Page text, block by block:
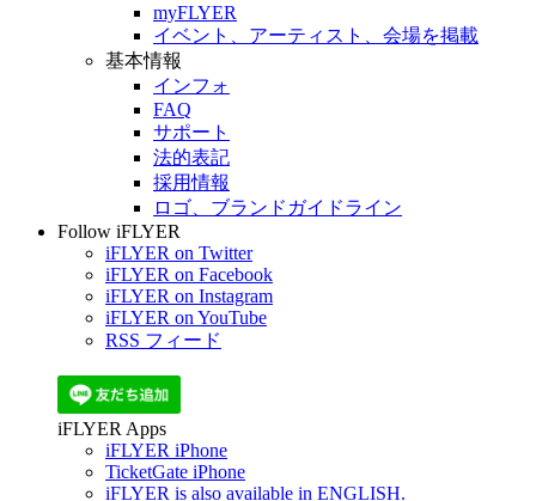
myFLYER
イベント、アーティスト、会場を掲載
基本情報
インフォ
FAQ
サポート
法的表記
採用情報
ロゴ、ブランドガイドライン
Follow iFLYER
iFLYER on Twitter
iFLYER on Facebook
iFLYER on Instagram
iFLYER on YouTube
RSS フィード
iFLYER Apps
iFLYER iPhone
TicketGate iPhone
iFLYER is also available in ENGLISH.